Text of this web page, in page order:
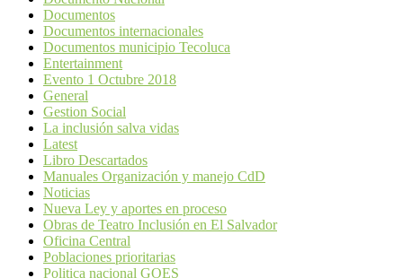
Documentos
Documentos internacionales
Documentos municipio Tecoluca
Entertainment
Evento 1 Octubre 2018
General
Gestion Social
La inclusión salva vidas
Latest
Libro Descartados
Manuales Organización y manejo CdD
Noticias
Nueva Ley y aportes en proceso
Obras de Teatro Inclusión en El Salvador
Oficina Central
Poblaciones prioritarias
Politica nacional GOES